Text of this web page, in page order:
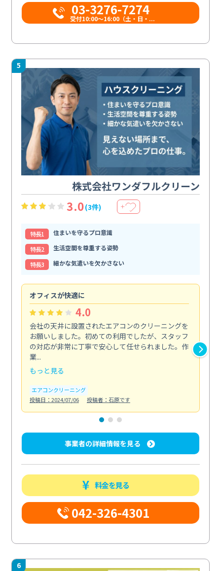
03-3276-7274
受付10:00〜16:00（土・日・...
5
株式会社ワンダフルクリーン
3.0(3件) ＋
特⻑1
住まいを守るプロ意識
特⻑2
生活空間を尊重する姿勢
特⻑3
細かな気遣いを欠かさない
オフィスが快適に
4.0
会社の天井に設置されたエアコンのクリーニングを
お願いしました。初めての利用でしたが、スタッフ
の対応が非常に丁寧で安心して任せられました。作
業...
もっと見る
エアコンクリーニング
投稿日：2024/07/06
投稿者：石原です
事業者の詳細情報を見る
料金を見る
042-326-4301
6